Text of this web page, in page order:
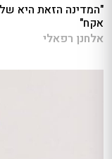
"המדינה הזאת היא
אקח"
אלחנן רפאלי